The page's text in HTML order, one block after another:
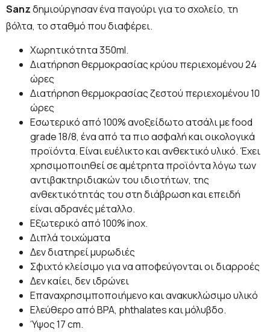
Sanzδημιούργησαν ένα παγούρι για το σχολείο, τη
βόλτα, το σταθμό που διαφέρει.
Χωρητικότητα 350ml.
Διατήρηση θερμοκρασίας κρύου περιεχομένου 24
ώρες
Διατήρηση θερμοκρασίας ζεστού περιεχομένου 10
ώρες
Εσωτερικό από 100% ανοξείδωτο ατσάλι με food
grade 18/8, ένα από τα πιο ασφαλή και οικολογικά
προϊόντα. Είναι ευέλικτο και ανθεκτικό υλικό. Έχει
χρησιμοποιηθεί σε αμέτρητα προϊόντα λόγω των
αντιβακτηριδιακών του ιδιοτήτων, της
ανθεκτικότητάς του στη διάβρωση και επειδή
είναι αδρανές μέταλλο.
Εξωτερικό από 100% inox.
Διπλά τοιχώματα
Δεν διατηρεί μυρωδιές
Σφιχτό κλείσιμο για να αποφεύγονται οι διαρροές
Δεν καίει, δεν ιδρώνει
Επαναχρησιμποποιήμενο και ανακυκλώσιμο υλικό
Ελεύθερο από BPA, phthalates και μόλυβδο.
Ύψος 17 cm.